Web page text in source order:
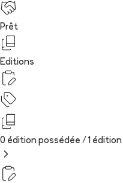
Prêt
Editions
0 édition possédée / 1 édition